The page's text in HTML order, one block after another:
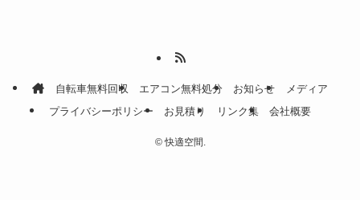
自転車無料回収 エアコン無料処分 お知らせ
メディア
プライバシーポリシー
お見積り リンク集 会社概要
©快適空間.